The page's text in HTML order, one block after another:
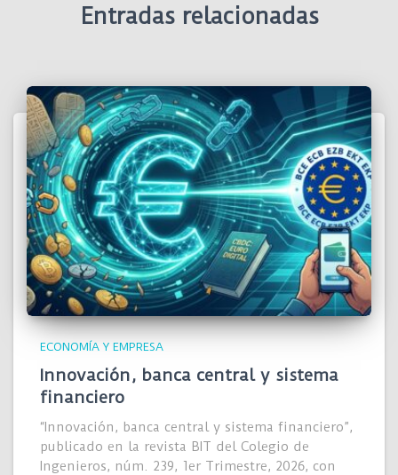
Entradas relacionadas
ECONOMÍA Y EMPRESA
Innovación, banca central y sistema
financiero
“Innovación, banca central y sistema financiero”,
publicado en la revista BIT del Colegio de
Ingenieros, núm. 239, 1er Trimestre, 2026, con